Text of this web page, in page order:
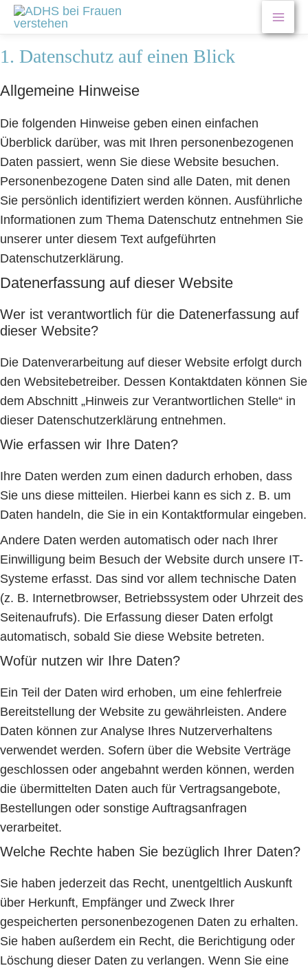
Zum
Inhalt
springen
Datenschutz­erklärung
1. Datenschutz auf einen Blick
Allgemeine Hinweise
Die folgenden Hinweise geben einen einfachen
Überblick darüber, was mit Ihren personenbezogenen
Daten passiert, wenn Sie diese Website besuchen.
Personenbezogene Daten sind alle Daten, mit denen
Sie persönlich identifiziert werden können. Ausführliche
Informationen zum Thema Datenschutz entnehmen Sie
unserer unter diesem Text aufgeführten
Datenschutzerklärung.
Datenerfassung auf dieser Website
Wer ist verantwortlich für die Datenerfassung auf
dieser Website?
Die Datenverarbeitung auf dieser Website erfolgt durch
den Websitebetreiber. Dessen Kontaktdaten können Sie
dem Abschnitt „Hinweis zur Verantwortlichen Stelle“ in
dieser Datenschutzerklärung entnehmen.
Wie erfassen wir Ihre Daten?
Ihre Daten werden zum einen dadurch erhoben, dass
Sie uns diese mitteilen. Hierbei kann es sich z. B. um
Daten handeln, die Sie in ein Kontaktformular eingeben.
Andere Daten werden automatisch oder nach Ihrer
Einwilligung beim Besuch der Website durch unsere IT-
Systeme erfasst. Das sind vor allem technische Daten
(z. B. Internetbrowser, Betriebssystem oder Uhrzeit des
Seitenaufrufs). Die Erfassung dieser Daten erfolgt
automatisch, sobald Sie diese Website betreten.
Wofür nutzen wir Ihre Daten?
Ein Teil der Daten wird erhoben, um eine fehlerfreie
Bereitstellung der Website zu gewährleisten. Andere
Daten können zur Analyse Ihres Nutzerverhaltens
verwendet werden. Sofern über die Website Verträge
geschlossen oder angebahnt werden können, werden
die übermittelten Daten auch für Vertragsangebote,
Bestellungen oder sonstige Auftragsanfragen
verarbeitet.
Welche Rechte haben Sie bezüglich Ihrer Daten?
Sie haben jederzeit das Recht, unentgeltlich Auskunft
über Herkunft, Empfänger und Zweck Ihrer
gespeicherten personenbezogenen Daten zu erhalten.
Sie haben außerdem ein Recht, die Berichtigung oder
Löschung dieser Daten zu verlangen. Wenn Sie eine